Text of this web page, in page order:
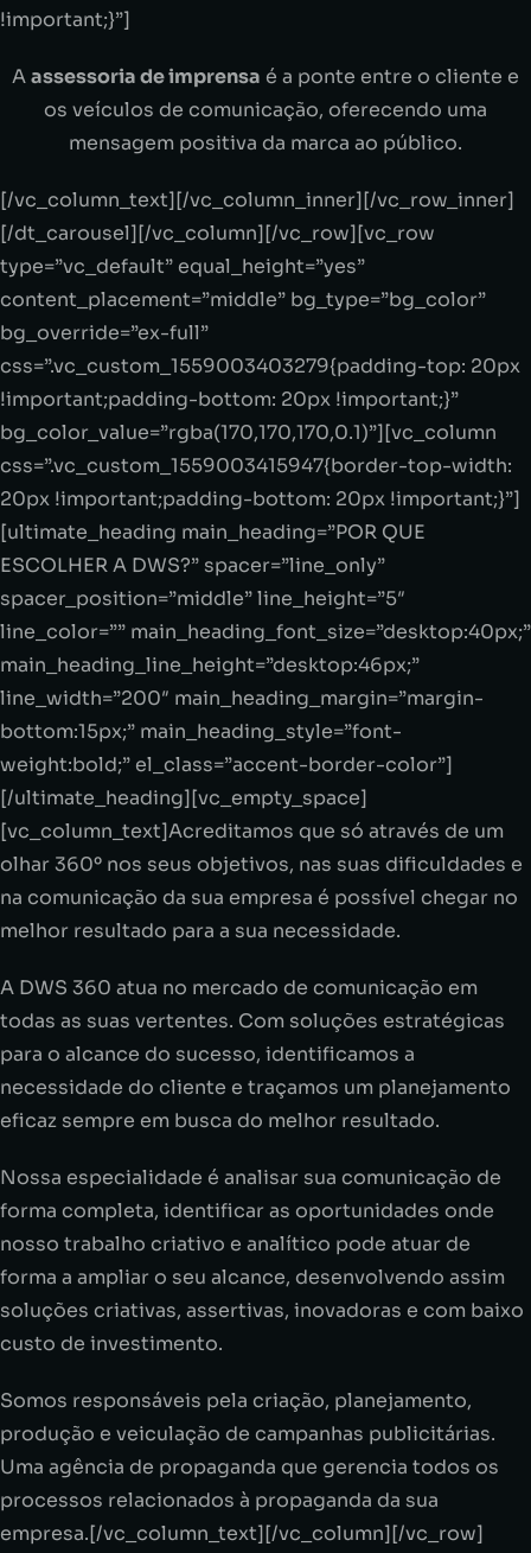
!important;}”]
Aassessoria de imprensa é a ponte entre o cliente e
os veículos de comunicação, oferecendo uma
mensagem positiva da marca ao público.
[/vc_column_text][/vc_column_inner][/vc_row_inner]
[/dt_carousel][/vc_column][/vc_row][vc_row
type=”vc_default” equal_height=”yes”
content_placement=”middle” bg_type=”bg_color”
bg_override=”ex-full”
css=”.vc_custom_1559003403279{padding-top: 20px
!important;padding-bottom: 20px !important;}”
bg_color_value=”rgba(170,170,170,0.1)”][vc_column
css=”.vc_custom_1559003415947{border-top-width:
20px !important;padding-bottom: 20px !important;}”]
[ultimate_heading main_heading=”POR QUE
ESCOLHER A DWS?” spacer=”line_only”
spacer_position=”middle” line_height=”5″
line_color=”” main_heading_font_size=”desktop:40px;”
main_heading_line_height=”desktop:46px;”
line_width=”200″ main_heading_margin=”margin-
bottom:15px;” main_heading_style=”font-
weight:bold;” el_class=”accent-border-color”]
[/ultimate_heading][vc_empty_space]
[vc_column_text]Acreditamos que só através de um
olhar 360º nos seus objetivos, nas suas dificuldades e
na comunicação da sua empresa é possível chegar no
melhor resultado para a sua necessidade.
A DWS 360 atua no mercado de comunicação em
todas as suas vertentes. Com soluções estratégicas
para o alcance do sucesso, identificamos a
necessidade do cliente e traçamos um planejamento
eficaz sempre em busca do melhor resultado.
Nossa especialidade é analisar sua comunicação de
forma completa, identificar as oportunidades onde
nosso trabalho criativo e analítico pode atuar de
forma a ampliar o seu alcance, desenvolvendo assim
soluções criativas, assertivas, inovadoras e com baixo
custo de investimento.
Somos responsáveis pela criação, planejamento,
produção e veiculação de campanhas publicitárias.
Uma agência de propaganda que gerencia todos os
processos relacionados à propaganda da sua
empresa.[/vc_column_text][/vc_column][/vc_row]